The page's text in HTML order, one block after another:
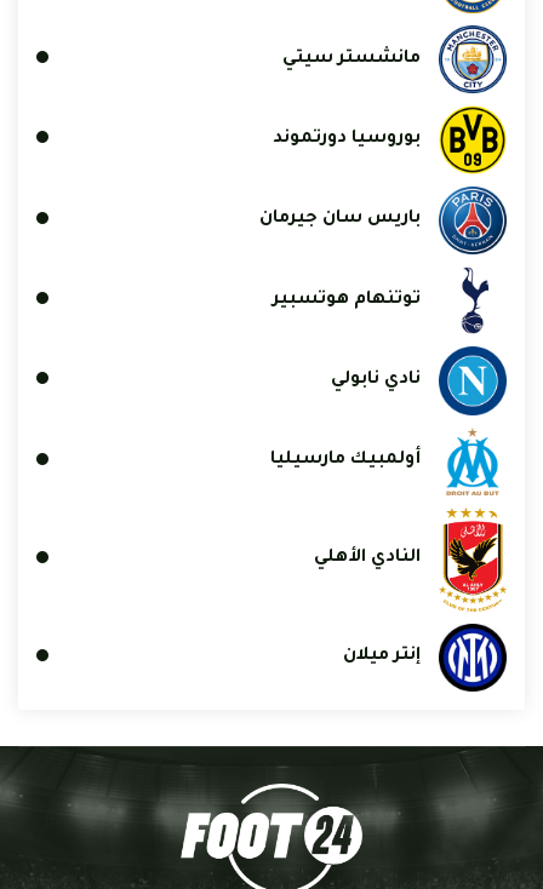
مانشستر سيتي
بوروسيا دورتموند
باريس سان جيرمان
توتنهام هوتسبير
نادي نابولي
أولمبيك مارسيليا
النادي الأهلي
إنتر ميلان